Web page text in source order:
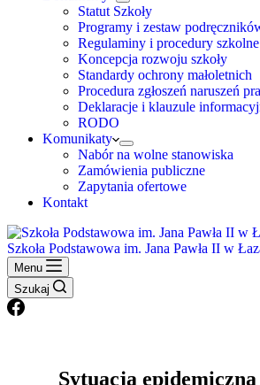
Statut Szkoły
Programy i zestaw
Regulaminy i procedury szkolne
Koncepcja rozwoju szkoły
Standardy ochrony małoletnich
Procedura zgłoszeń naruszeń
Deklaracje i klauzule
RODO
Komunikaty
Nabór na wolne stanowiska
Zamówienia publiczne
Zapytania ofertowe
Kontakt
Szkoła Podstawowa im. Jana Pawła II w
Menu
Szukaj
Sytuacja